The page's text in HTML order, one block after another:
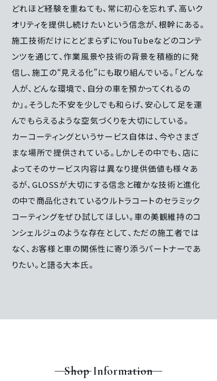
どれほど経験を重ねても、常に初心を忘れず、高いク
オリティを提供し続けたいという信念が、根幹にある。
施工技術だけにとどまらずにYouTubeなどのコンテ
ンツを通じて、作業風景や技術の背景を積極的に発
信し、施工の“見える化”にも取り組んでいる。「どんな
人が、どんな環境で、自分の車を預かってくれるの
か」。そうした不安を少しでも和らげ、安心して足を運
んでもらえるような空気づくりを大切にしている。
カーコーティングというサービス自体は、今やさまざ
まな場所で提供されている。しかしその中でも、店に
よってそのサービス内容は異なり提供価値も様々あ
るが、GLOSSが大切にする信念と確かな技術と進化
の中で商品化されているウルトラコートのセラミック
コーティングをぜひ試してほしい。車の美観維持のコ
ンシェルジュのような存在として、ただの施工者では
なく、お客様と車の関係性に寄り添うパートナーであ
りたい。と語る大本氏。
Shop Information